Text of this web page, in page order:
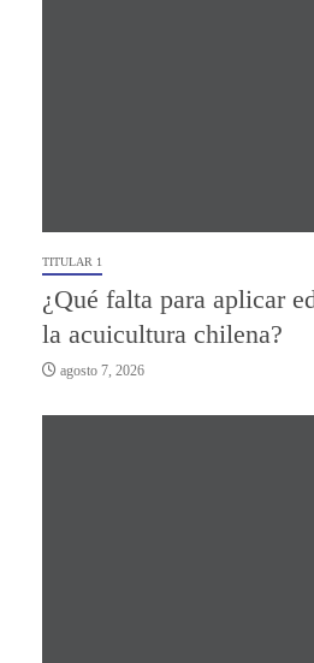
TITULAR 1
¿Qué falta para aplicar
la acuicultura chilena?
agosto 7, 2026